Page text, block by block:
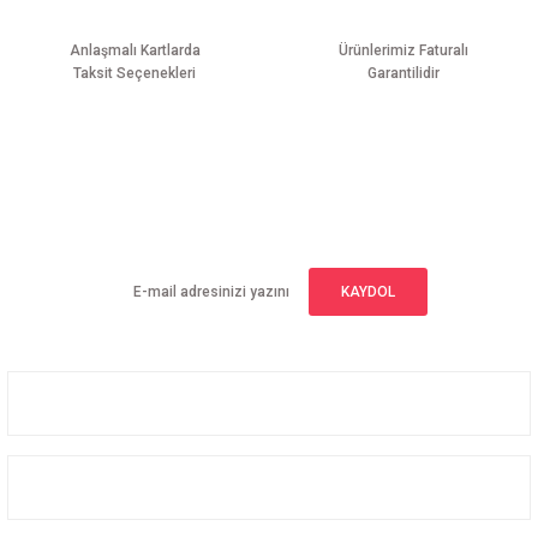
Anlaşmalı Kartlarda
Taksit Seçenekleri
Ürünlerimiz Faturalı
Garantilidir
KAYDOL